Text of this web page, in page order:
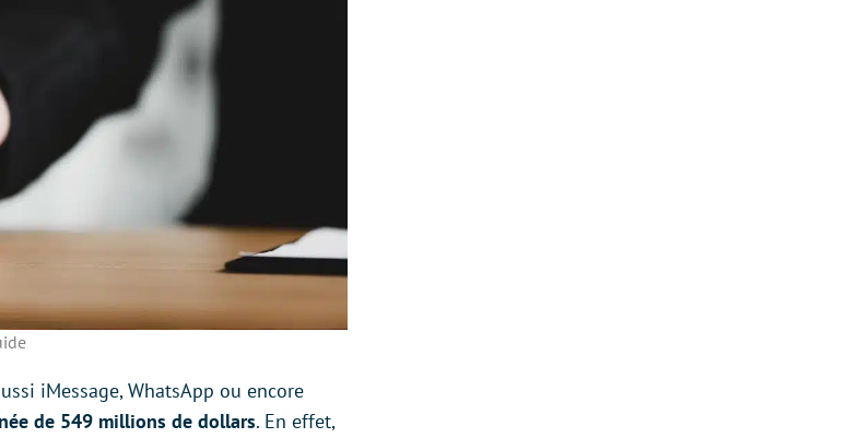
iMessage, WhatsApp ou encore
de 549 millions de dollars. En effet,